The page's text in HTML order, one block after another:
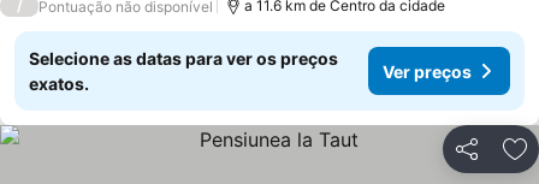
/ Pontuação não disponível a 11.6 km de Centro da cidade
Selecione as datas para ver os preços
exatos.
Ver preços
Partilhar